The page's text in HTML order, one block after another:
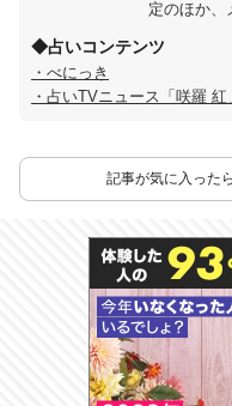
定のほか、
◆占いコンテンツ
・べにっき
・占いTVニュース「咲羅 紅
記事が気に入った